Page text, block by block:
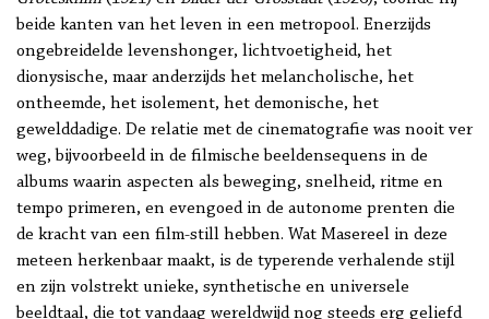
beide kanten van het leven in een metropool. Enerzijds
ongebreidelde levenshonger, lichtvoetigheid, het
dionysische, maar anderzijds het melancholische, het
ontheemde, het isolement, het demonische, het
gewelddadige. De relatie met de cinematografie was nooit ver
weg, bijvoorbeeld in de filmische beeldensequens in de
albums waarin aspecten als beweging, snelheid, ritme en
tempo primeren, en evengoed in de autonome prenten die
de kracht van een film-still hebben. Wat Masereel in deze
meteen herkenbaar maakt, is de typerende verhalende stijl
en zijn volstrekt unieke, synthetische en universele
beeldtaal, die tot vandaag wereldwijd nog steeds erg geliefd